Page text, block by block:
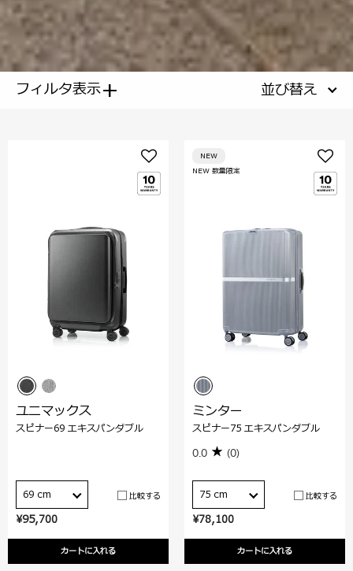
フィルタ表示+ 並び替え
¥95,700
カートに入れる
ユニマックス
スピナー69 エキスパンダブル
69 cm 比較する
¥78,100
カートに入れる
NEW 数量限定
NEW
ミンター
スピナー75 エキスパンダブル
0.0 (0)
75 cm 比較する